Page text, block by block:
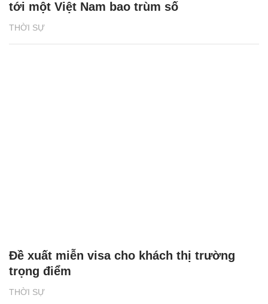
THỜI SỰ
tới một Việt Nam bao trùm số
THỜI SỰ
Đề xuất miễn visa cho khách thị trường
trọng điểm